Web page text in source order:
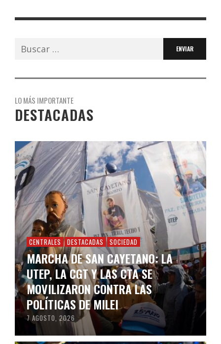
Buscar:
LO MÁS IMPORTANTE
DESTACADAS
CENTRALES DESTACADAS SOCIEDAD
MARCHA DE SAN CAYETANO: LA
UTEP, LA CGT Y LAS CTA SE
MOVILIZARON CONTRA LAS
POLÍTICAS DE MILEI
7 AGOSTO, 2026